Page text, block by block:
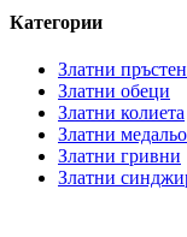
Категории
Златни
Златни обеци
Златни колиета
Златни
Златни гривни
Златни